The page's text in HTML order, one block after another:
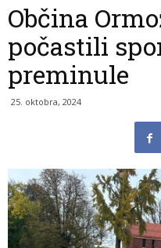
Občina
počastili
preminule
25. oktobra, 2024